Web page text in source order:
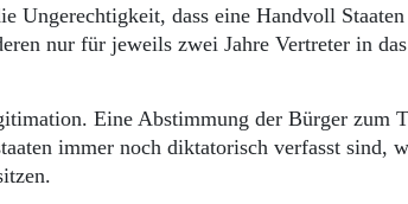
Ungerechtigkeit, dass eine Handvoll
nur für jeweils zwei Jahre Vertreter in
Eine Abstimmung der Bürger zum
immer noch diktatorisch verfasst sind,